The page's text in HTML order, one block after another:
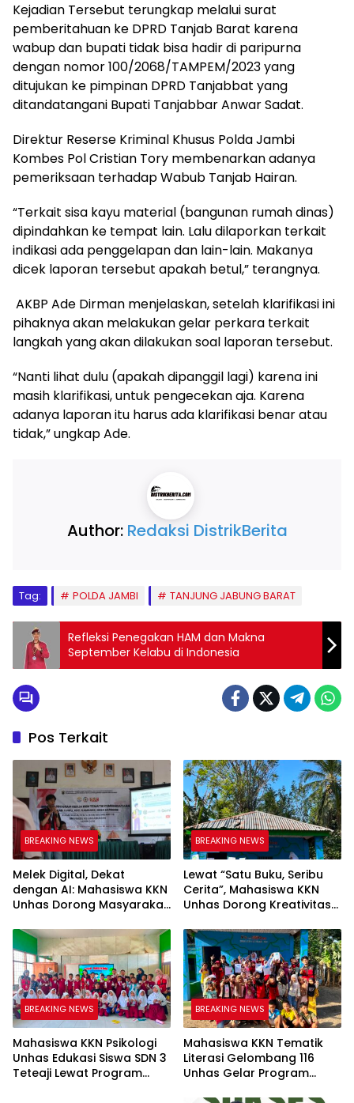
Kejadian Tersebut terungkap melalui surat
pemberitahuan ke DPRD Tanjab Barat karena
wabup dan bupati tidak bisa hadir di paripurna
dengan nomor 100/2068/TAMPEM/2023 yang
ditujukan ke pimpinan DPRD Tanjabbat yang
ditandatangani Bupati Tanjabbar Anwar Sadat.
Direktur Reserse Kriminal Khusus Polda Jambi
Kombes Pol Cristian Tory membenarkan adanya
pemeriksaan terhadap Wabub Tanjab Hairan.
“Terkait sisa kayu material (bangunan rumah dinas)
dipindahkan ke tempat lain. Lalu dilaporkan terkait
indikasi ada penggelapan dan lain-lain. Makanya
dicek laporan tersebut apakah betul,” terangnya.
AKBP Ade Dirman menjelaskan, setelah klarifikasi ini
pihaknya akan melakukan gelar perkara terkait
langkah yang akan dilakukan soal laporan tersebut.
“Nanti lihat dulu (apakah dipanggil lagi) karena ini
masih klarifikasi, untuk pengecekan aja. Karena
adanya laporan itu harus ada klarifikasi benar atau
tidak,” ungkap Ade.
Author: Redaksi DistrikBerita
Tag: POLDA JAMBI TANJUNG JABUNG BARAT
Refleksi Penegakan HAM dan Makna
September Kelabu di Indonesia
Pos Terkait
BREAKING NEWS
Melek Digital, Dekat
dengan AI: Mahasiswa KKN
Unhas Dorong Masyarakat
Digital yang Cerdas dan
Adaptif
BREAKING NEWS
Lewat “Satu Buku, Seribu
Cerita”, Mahasiswa KKN
Unhas Dorong Kreativitas
Tolo
BREAKING NEWS
Mahasiswa KKN Psikologi
Unhas Edukasi Siswa SDN 3
Teteaji Lewat Program
BREAKING NEWS
Mahasiswa KKN Tematik
Literasi Gelombang 116
Unhas Gelar Program
BREAKING NEWS